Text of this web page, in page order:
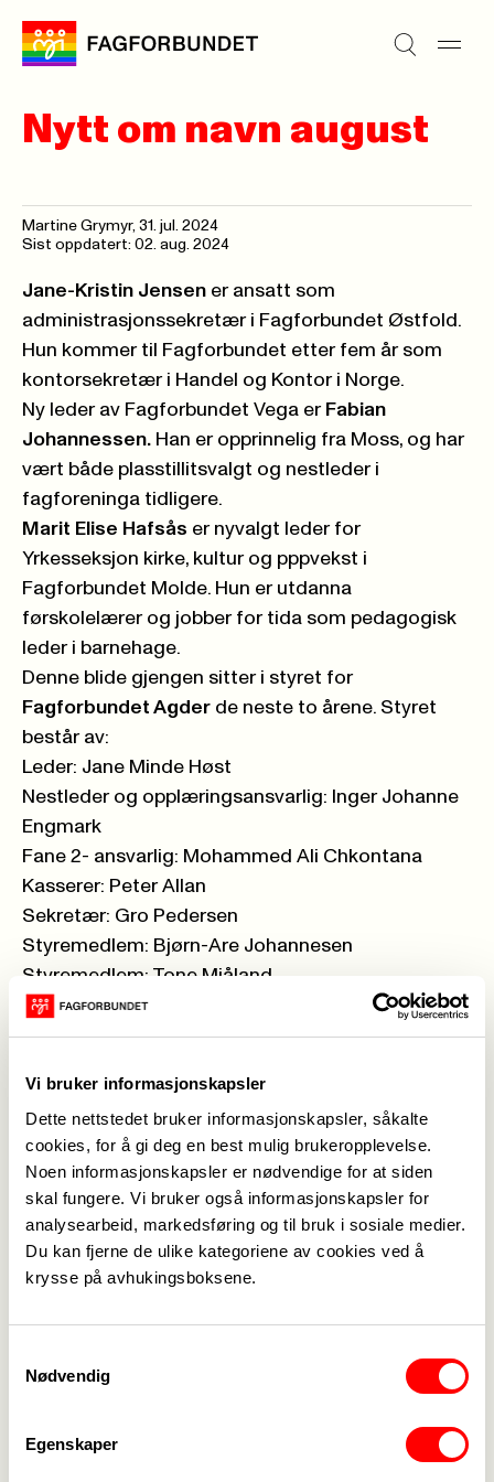
Vi bruker informasjonskapsler
Dette nettstedet bruker informasjonskapsler, såkalte
cookies, for å gi deg en best mulig brukeropplevelse.
Noen informasjonskapsler er nødvendige for at siden
skal fungere. Vi bruker også informasjonskapsler for
analysearbeid, markedsføring og til bruk i sosiale medier.
Du kan fjerne de ulike kategoriene av cookies ved å
krysse på avhukingsboksene.
Nødvendig
Egenskaper
Nytt om navn august
Martine Grymyr, 31. jul. 2024
Sist oppdatert: 02. aug. 2024
Jane-Kristin Jensen er ansatt som
administrasjonssekretær i Fagforbundet Østfold.
Hun kommer til Fagforbundet etter fem år som
kontorsekretær i Handel og Kontor i Norge.
Ny leder av Fagforbundet Vega er Fabian
Johannessen. Han er opprinnelig fra Moss, og har
vært både plasstillitsvalgt og nestleder i
fagforeninga tidligere.
Marit Elise Hafsås er nyvalgt leder for
Yrkesseksjon kirke, kultur og pppvekst i
Fagforbundet Molde. Hun er utdanna
førskolelærer og jobber for tida som pedagogisk
leder i barnehage.
Denne blide gjengen sitter i styret for
Fagforbundet Agder de neste to årene. Styret
består av:
Leder: Jane Minde Høst
Nestleder og opplæringsansvarlig: Inger Johanne
Engmark
Fane 2- ansvarlig: Mohammed Ali Chkontana
Kasserer: Peter Allan
Sekretær: Gro Pedersen
Styremedlem: Bjørn-Are Johannesen
Styremedlem: Tone Mjåland
Styremedlem vara: Unni Synnøve Hofsnæs
Yrkesseksjonsleder Helse og sosial: Stein Gunnar
Vara YHS: Malin Frøyna
Yrkesseksjonsleder Kontor og administrasjon:
Tatiana Johannesen
Yrkesseksjonsleder kirke, kultur og oppvekst:
Randi Gunstensen
Vara YKKO: Wenche Grov
Yrkesseksjonsleder Samferdsel og teknisk: Mette
Vara ungdomsrepresentant: Aheen Mohamad
Representantutvalg for pensjonister og uføre:
Leder: Rut Gulldal